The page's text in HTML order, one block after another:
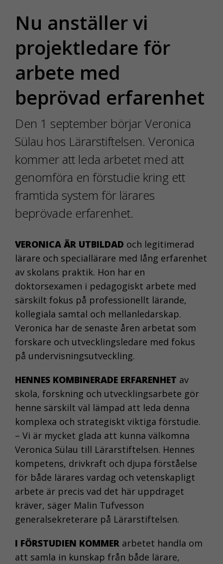
Nu anställer vi
projektledare för
arbete med
beprövad erfarenhet
Den 1 september börjar Veronica
Sülau hos Lärarstiftelsen. Veronica
kommer att leda arbetet med att
genomföra en förstudie kring ett
framtida system för lärares
beprövade erfarenhet.
VERONICA ÄR UTBILDAD och legitimerad
lärare och speciallärare med lång erfarenhet
av skolans praktik. Hon har en
doktorsexamen i pedagogiskt arbete med
särskilt fokus på professionellt lärande,
kollegiala samtal och mellanledarskap.
Veronica har de senaste åren arbetat som
forskare och utvecklingsledare med fokus
på undervisningsutveckling.
HENNES KOMBINERADE ERFARENHET av
skola, forskning och utvecklingsarbete gör
henne särskilt väl lämpad att leda denna
komplexa och strategiskt viktiga förstudie.
– Vi är mycket glada att kunna välkomna
Veronica Sülau till Lärarstiftelsen. Hennes
kompetens, drivkraft och djupa förståelse
för både lärares vardag och vetenskapligt
arbete är precis vad det här uppdraget
kräver, säger Malin Tufvesson
generalsekreterare på Lärarstiftelsen.
I FÖRSTUDIEN KOMMER arbetet handla om
att samla in kunskap från både lärare,